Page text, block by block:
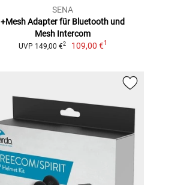
SENA
+Mesh Adapter für Bluetooth und
Mesh Intercom
UVP 149,00 €2 109,00 €1